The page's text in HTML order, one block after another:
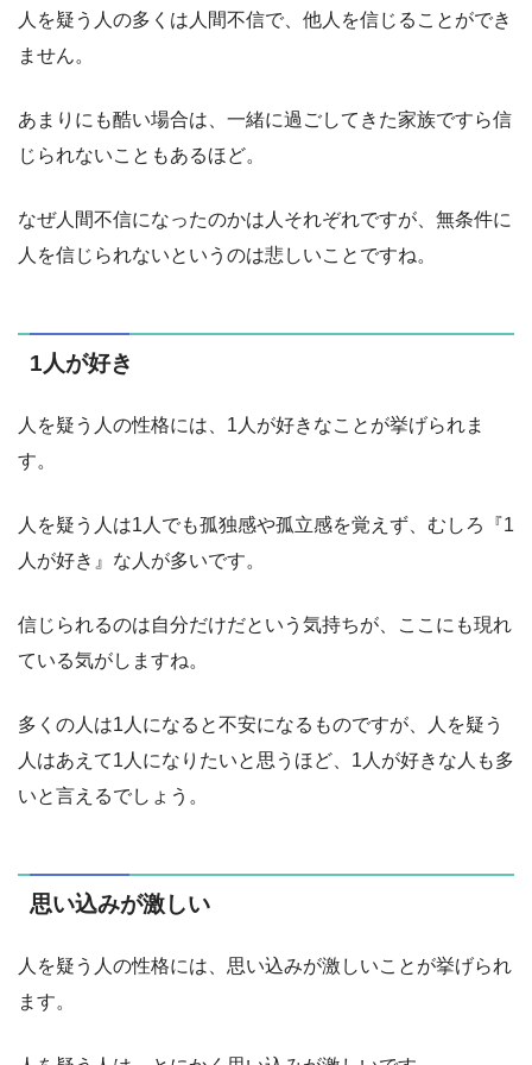
人を疑う人の多くは人間不信で、他人を信じることができ
ません。
あまりにも酷い場合は、一緒に過ごしてきた家族ですら信
じられないこともあるほど。
なぜ人間不信になったのかは人それぞれですが、無条件に
人を信じられないというのは悲しいことですね。
1人が好き
人を疑う人の性格には、1人が好きなことが挙げられま
す。
人を疑う人は1人でも孤独感や孤立感を覚えず、むしろ『1
人が好き』な人が多いです。
信じられるのは自分だけだという気持ちが、ここにも現れ
ている気がしますね。
多くの人は1人になると不安になるものですが、人を疑う
人はあえて1人になりたいと思うほど、1人が好きな人も多
いと言えるでしょう。
思い込みが激しい
人を疑う人の性格には、思い込みが激しいことが挙げられ
ます。